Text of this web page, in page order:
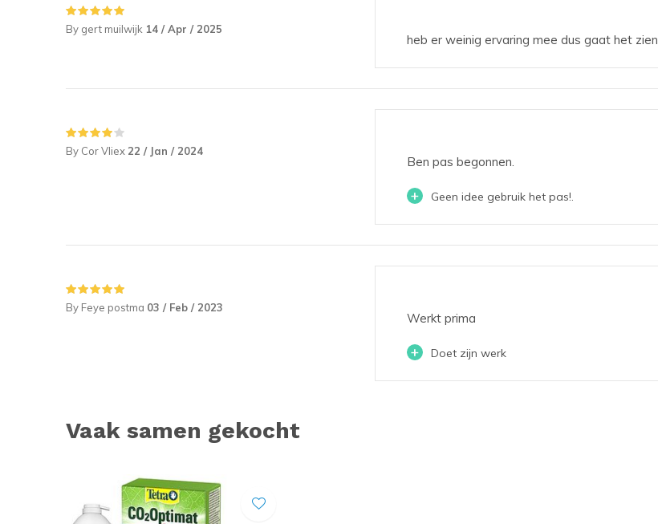
By gert muilwijk 14 / Apr / 2025
heb er weinig ervaring mee dus gaat het zien
By Cor Vliex 22 / Jan / 2024
Ben pas begonnen.
+ Geen idee gebruik het pas!.
By Feye postma 03 / Feb / 2023
Werkt prima
+ Doet zijn werk
Vaak samen gekocht